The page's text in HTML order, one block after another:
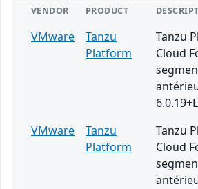
VENDOR PRODUCT
VMware
Tanzu
Platform
Tanzu
Cloud
VMware
Tanzu
Platform
Tanzu
Cloud